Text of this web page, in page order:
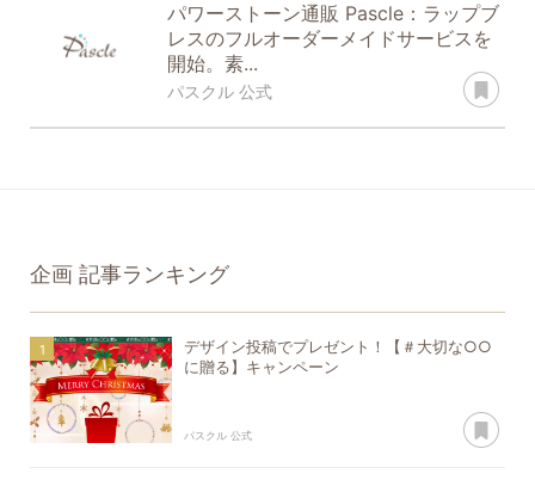
パワーストーン通販 Pascle：ラップブ
レスのフルオーダーメイドサービスを
開始。素...
パスクル 公式
企画 記事ランキング
デザイン投稿でプレゼント！【＃大切な○○
に贈る】キャンペーン
パスクル 公式